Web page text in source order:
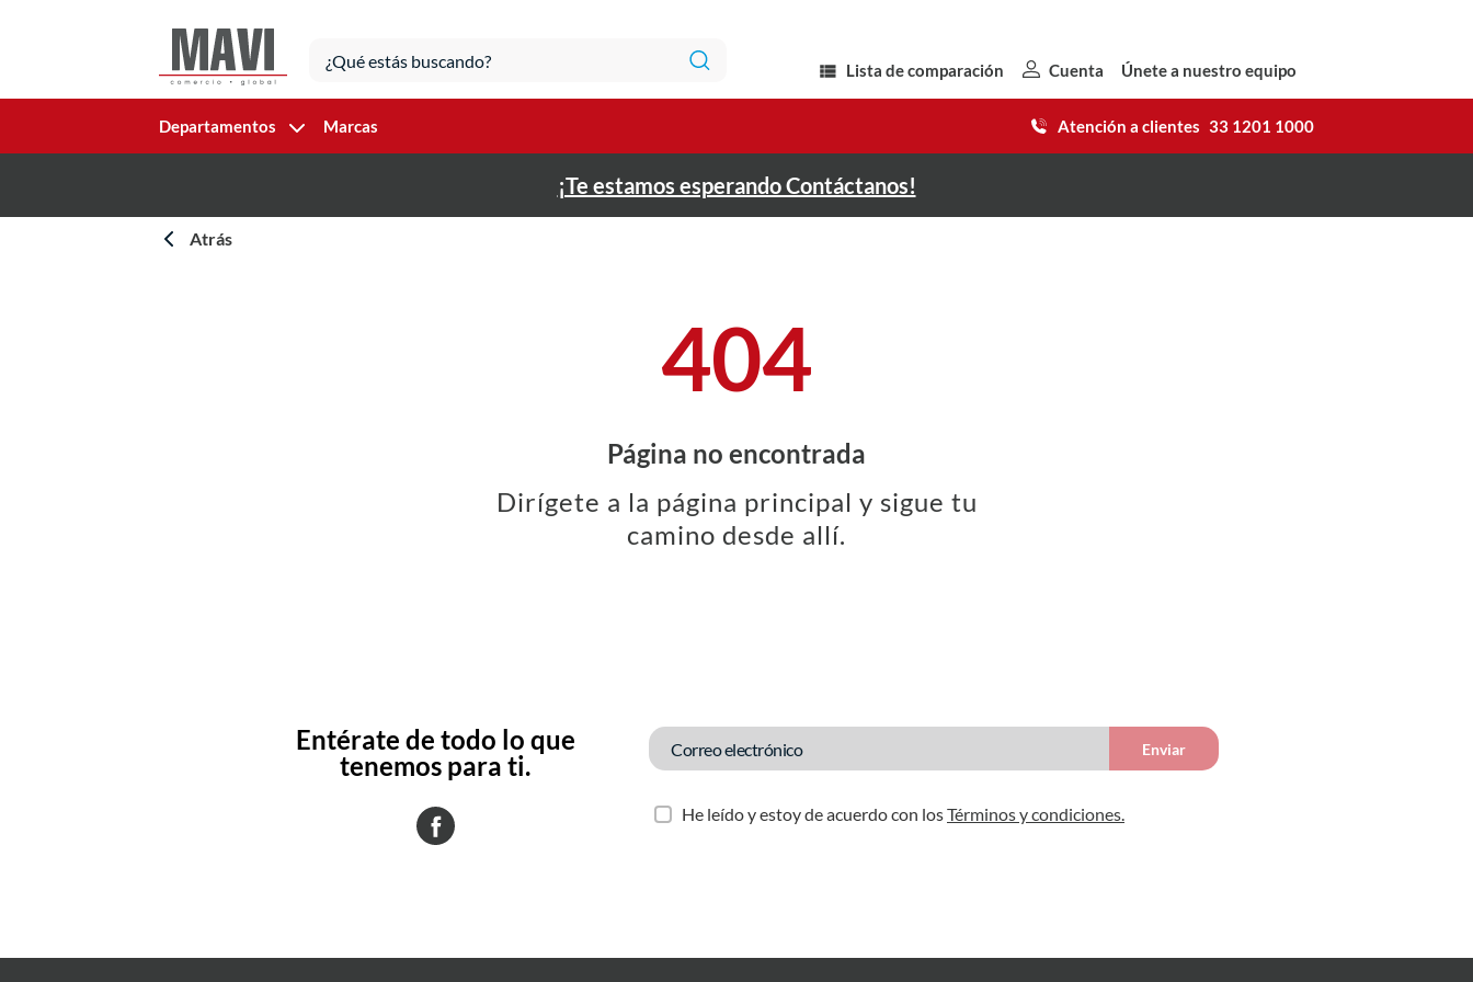
Lista de comparación Cuenta Únete a nuestro equipo
Departamentos Marcas Atención a clientes 33 1201 1000
¡Te estamos esperando Contáctanos!
Atrás
404
Página no encontrada
Dirígete a la página principal y sigue tu
camino desde allí.
Entérate de todo lo que
tenemos para ti.
Enviar
He leído y estoy de acuerdo con losTérminos y condiciones.